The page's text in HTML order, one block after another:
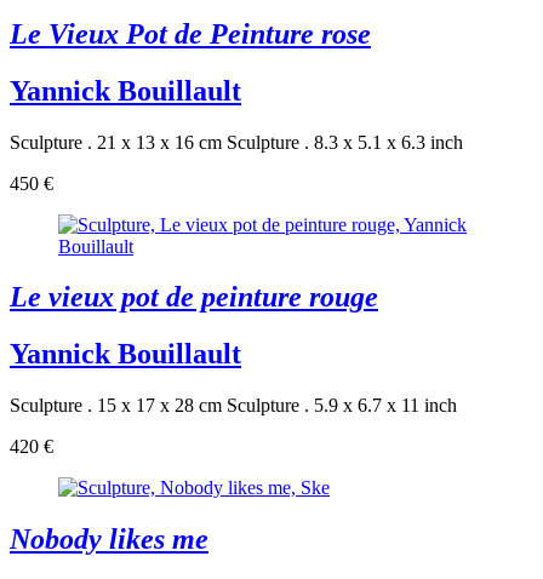
Le Vieux Pot de Peinture rose
Yannick Bouillault
Sculpture . 21 x 13 x 16 cm Sculpture . 8.3 x 5.1 x 6.3 inch
450 €
Le vieux pot de peinture rouge
Yannick Bouillault
Sculpture . 15 x 17 x 28 cm Sculpture . 5.9 x 6.7 x 11 inch
420 €
Nobody likes me